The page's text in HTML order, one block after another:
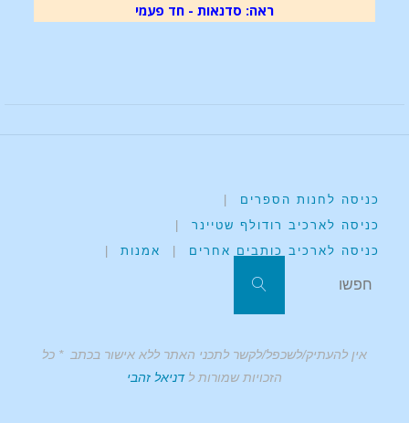
ראה: סדנאות - חד פעמי
כניסה לחנות הספרים
|
כניסה לארכיב רודולף שטיינר
|
כניסה לארכיב כותבים אחרים
| אמנות |
אין להעתיק/לשכפל/לקשר לתכני האתר ללא אישור בכתב * כל
הזכויות שמורות לדניאל זהבי